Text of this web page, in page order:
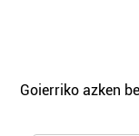
Goierriko azken